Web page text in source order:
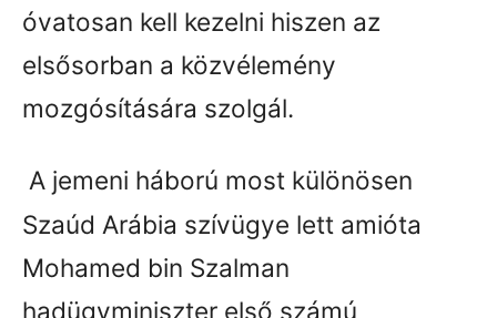
óvatosan kell kezelni hiszen az
elsősorban a közvélemény
mozgósítására szolgál.
A jemeni háború most különösen
Szaúd Arábia szívügye lett amióta
Mohamed bin Szalman
hadügyminiszter első számú